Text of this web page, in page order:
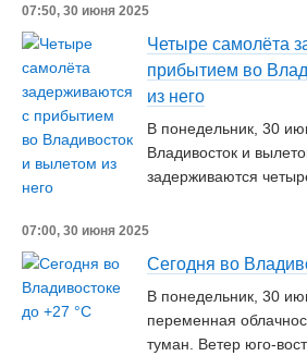
07:50, 30 июня 2025
Четыре самолёта
прибытием во
из него
В понедельник, 30
Владивосток и
задерживаются
07:00, 30 июня 2025
Сегодня во
В понедельник, 30
переменная
туман. Ветер юго-